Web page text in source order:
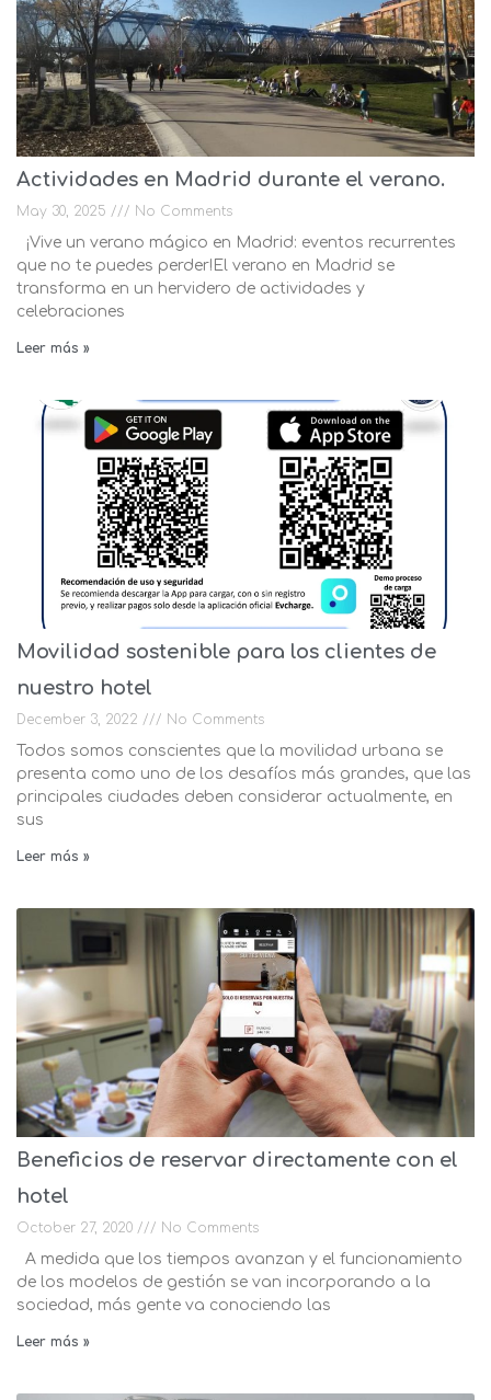
Actividades en Madrid durante el verano.
May 30, 2025 No Comments
¡Vive un verano mágico en Madrid: eventos recurrentes
que no te puedes perder!El verano en Madrid se
transforma en un hervidero de actividades y
celebraciones
Leer más »
Movilidad sostenible para los clientes de
nuestro hotel
December 3, 2022 No Comments
Todos somos conscientes que la movilidad urbana se
presenta como uno de los desafíos más grandes, que las
principales ciudades deben considerar actualmente, en
sus
Leer más »
Beneficios de reservar directamente con el
hotel
October 27, 2020 No Comments
A medida que los tiempos avanzan y el funcionamiento
de los modelos de gestión se van incorporando a la
sociedad, más gente va conociendo las
Leer más »